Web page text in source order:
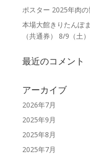
ポスター 2025年肉
本場大館きりたんぽ
（共通券） 8/9（土
最近のコメント
アーカイブ
2026年7月
2025年9月
2025年8月
2025年7月